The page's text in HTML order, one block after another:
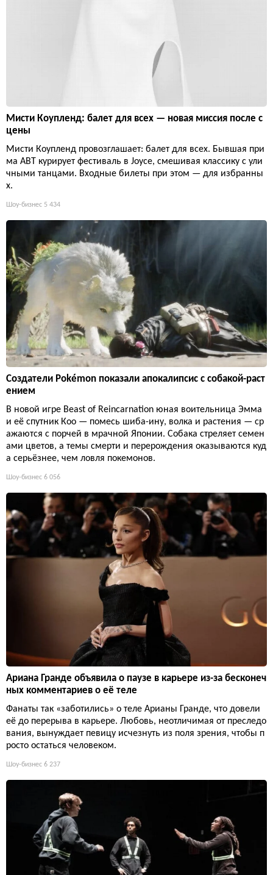
Мисти Коупленд: балет для всех — новая миссия после с
цены
Мисти Коупленд провозглашает: балет для всех. Бывшая при
ма ABT курирует фестиваль в Joyce, смешивая классику с ули
чными танцами. Входные билеты при этом — для избранны
х.
Шоу-бизнес 5 434
Создатели Pokémon показали апокалипсис с собакой-раст
ением
В новой игре Beast of Reincarnation юная воительница Эмма
и её спутник Кoo — помесь шиба-ину, волка и растения — ср
ажаются с порчей в мрачной Японии. Собака стреляет семен
ами цветов, а темы смерти и перерождения оказываются куд
а серьёзнее, чем ловля покемонов.
Шоу-бизнес 6 056
Ариана Гранде объявила о паузе в карьере из-за бесконеч
ных комментариев о её теле
Фанаты так «заботились» о теле Арианы Гранде, что довели
её до перерыва в карьере. Любовь, неотличимая от преследо
вания, вынуждает певицу исчезнуть из поля зрения, чтобы п
росто остаться человеком.
Шоу-бизнес 6 237